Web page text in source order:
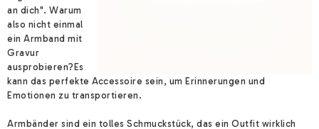
an dich". Warum
also nicht einmal
ein Armband mit
Gravur
ausprobieren?Es
kann das perfekte Accessoire sein, um Erinnerungen und
Emotionen zu transportieren.
Armbänder sind ein tolles Schmuckstück, das ein Outfit wirklich